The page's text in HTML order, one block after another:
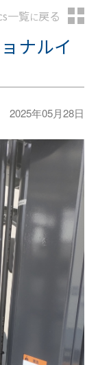
ナルイ
2025年05月28日
一覧に戻る